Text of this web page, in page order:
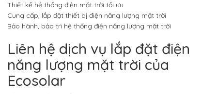
Thiết kế hệ thống điện mặt trời tối ưu
Cung cấp, lắp đặt thiết bị điện năng lượng mặt trời
Bảo hành, bảo trì hệ thống điện năng lượng mặt trời
Liên hệ dịch vụ lắp đặt điện
năng lượng mặt trời của
Ecosolar